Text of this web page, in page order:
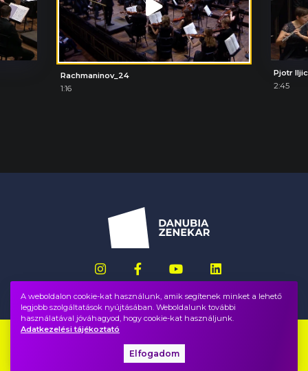
Rachmaninov_24
1:16
2:45
A weboldalon cookie-kat használunk, amik segítenek minket a lehető
legjobb szolgáltatások nyújtásában. Weboldalunk további
használatával jóváhagyod, hogy cookie-kat használjunk.
Adatkezelési tájékoztató
Elfogadom
Impresszum
Adatvédelem, ÁSZF